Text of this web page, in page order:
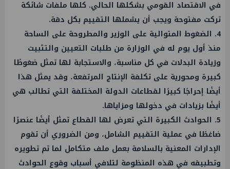
في الاقتصاد القومي بشكلها الحالي. كلها ملفات شائكة
تركت مفتوحة ويجب أن يشملها التقييم بكل دقة.
4. الضغوط المتوالية على الوزير والمطروحة على الساحة
منذ أول يوم له في الوزارة من طلبات التعيين والتثبيت
وزيادة البدلات في كل مناسبة، والاستجابة لها تمثل ضغوطًا
كبيرة ومحورية على تكلفة الإنتاج المرتفعة، وقد يمثل هذا
أيضًا إحراجًا كبيرًا لقطاعات الدولة المختلفة التي تطالب هي
أيضًا بزيادات في دخولها ومزاياها.
5. الحوادث الكبيرة التي تعرض لها القطاع تمثل أيضًا عنصرًا
ضاغطًا في عملية التقييم الشامل، ومن الضروري أن تقوم
الإدارات المعنية بالسلامة بعمل ملف متكامل لما تم تطويره
وتطبيقه في هذه المنظومة لتلافي أسباب وقوع الحوادث